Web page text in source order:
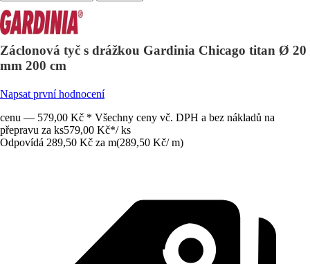
Záclonová tyč s drážkou Gardinia Chicago titan Ø 20
mm 200 cm
Napsat první hodnocení
cenu — 579,00 Kč * Všechny ceny vč. DPH a bez nákladů na
přepravu za ks579,00 Kč*/ ks
Odpovídá 289,50 Kč za m(289,50 Kč/ m)